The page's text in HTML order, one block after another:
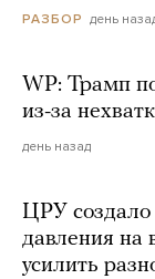
РАЗБОР день
WP: Трамп
из-за
день назад
ЦРУ создало
давления на
усилить